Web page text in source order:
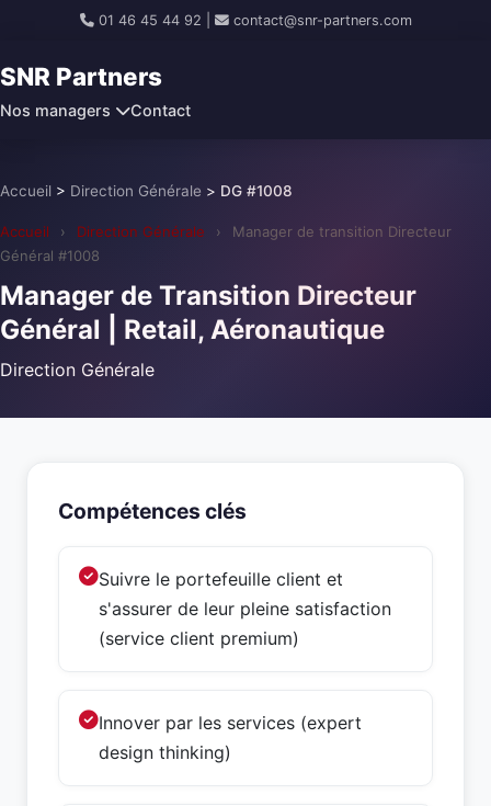
01 46 45 44 92 contact@snr-partners.com
SNR Partners
Nos managers Contact
Accueil > Direction Générale > DG #1008
Accueil › Direction Générale ›
Manager de transition Directeur
Général #1008
Manager de Transition Directeur
Général | Retail, Aéronautique
Direction Générale
Compétences clés
Suivre le portefeuille client et
s'assurer de leur pleine satisfaction
(service client premium)
Innover par les services (expert
design thinking)